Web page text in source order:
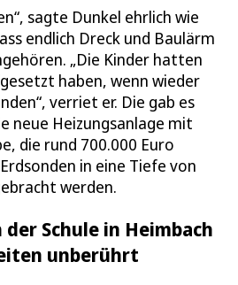
sagte Dunkel ehrlich wie
endlich Dreck und Baulärm
„Die Kinder hatten
haben, wenn wieder
verriet er. Die gab es
neue Heizungsanlage mit
die rund 700.000 Euro
in eine Tiefe von
werden.
Schule in Heimbach
unberührt